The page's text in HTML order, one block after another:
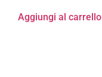
Aggiungi al carrello